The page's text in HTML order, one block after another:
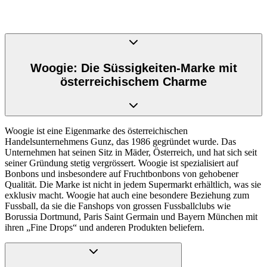
Woogie: Die Süssigkeiten-Marke mit
österreichischem Charme
Woogie ist eine Eigenmarke des österreichischen
Handelsunternehmens Gunz, das 1986 gegründet wurde. Das
Unternehmen hat seinen Sitz in Mäder, Österreich, und hat sich seit
seiner Gründung stetig vergrössert. Woogie ist spezialisiert auf
Bonbons und insbesondere auf Fruchtbonbons von gehobener
Qualität. Die Marke ist nicht in jedem Supermarkt erhältlich, was sie
exklusiv macht. Woogie hat auch eine besondere Beziehung zum
Fussball, da sie die Fanshops von grossen Fussballclubs wie
Borussia Dortmund, Paris Saint Germain und Bayern München mit
ihren „Fine Drops“ und anderen Produkten beliefern.